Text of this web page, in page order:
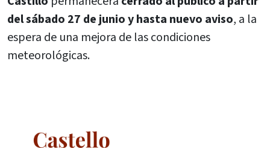
del sábado 27 de junio y hasta nuevo aviso, a la
espera de una mejora de las condiciones
meteorológicas.